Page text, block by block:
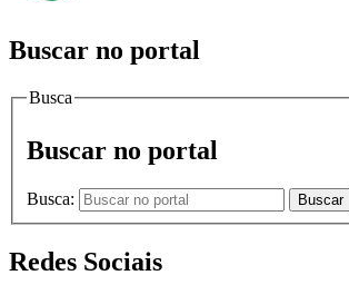
Buscar no portal
Busca
Buscar no portal
Busca: Buscar
Redes Sociais